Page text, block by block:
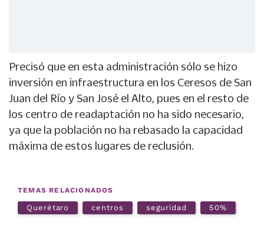
Precisó que en esta administración sólo se hizo
inversión en infraestructura en los Ceresos de San
Juan del Río y San José el Alto, pues en el resto de
los centro de readaptación no ha sido necesario,
ya que la población no ha rebasado la capacidad
máxima de estos lugares de reclusión.
TEMAS RELACIONADOS
Querétaro centros seguridad 50%